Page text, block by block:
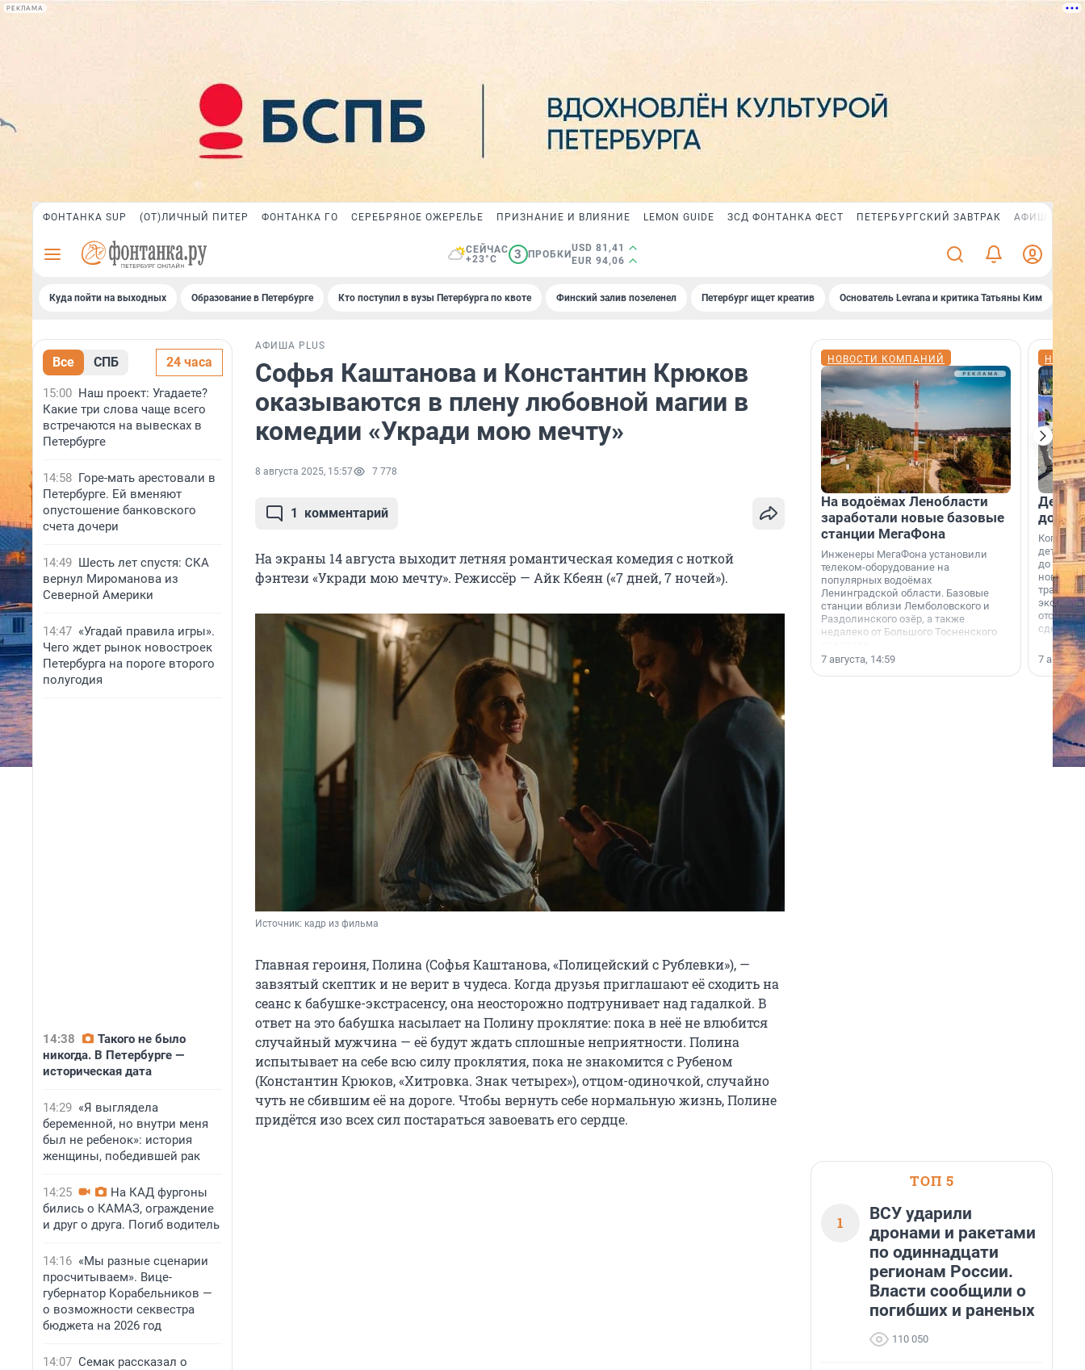
РЕКЛАМА
ФОНТАНКА SUP (ОТ)ЛИЧНЫЙ ПИТЕР ФОНТАНКА ГО СЕРЕБРЯНОЕ ОЖЕРЕЛЬЕ ПРИЗНАНИЕ И ВЛИЯНИЕ LEMON GUIDE ЗСД ФОНТАНКА ФЕСТ ПЕТЕРБУРГСКИЙ ЗАВТРАК АФИША PLUS
СЕЙЧАС
+23°C
3 ПРОБКИ
USD 81,41
EUR 94,06
Куда пойти на выходных Образование в Петербурге Кто поступил в вузы Петербурга по квоте Финский залив позеленел Петербург ищет креатив Основатель Levrana и критика Татьяны Ким
Все СПБ 24 часа
15:00 Наш проект: Угадаете?
Какие три слова чаще всего
встречаются на вывесках в
Петербурге
14:58 Горе-мать арестовали в
Петербурге. Ей вменяют
опустошение банковского
счета дочери
14:49 Шесть лет спустя: СКА
вернул Мироманова из
Северной Америки
14:47 «Угадай правила игры».
Чего ждет рынок новостроек
Петербурга на пороге второго
полугодия
14:38
Такого не было
никогда. В Петербурге —
историческая дата
14:29 «Я выглядела
беременной, но внутри меня
был не ребенок»: история
женщины, победившей рак
14:25
На КАД фургоны
бились о КАМАЗ, ограждение
и друг о друга. Погиб водитель
14:16 «Мы разные сценарии
просчитываем». Вице-
губернатор Корабельников —
о возможности секвестра
бюджета на 2026 год
14:07 Семак рассказал о
АФИША PLUS
Софья Каштанова и Константин Крюков
оказываются в плену любовной магии в
комедии «Укради мою мечту»
8 августа 2025, 15:57 7 778
1 комментарий
На экраны 14 августа выходит летняя романтическая комедия с ноткой
фэнтези «Укради мою мечту». Режиссёр — Айк Кбеян («7 дней, 7 ночей»).
Источник: кадр из фильма
Главная героиня, Полина (Софья Каштанова, «Полицейский с Рублевки»), —
завзятый скептик и не верит в чудеса. Когда друзья приглашают её сходить на
сеанс к бабушке-экстрасенсу, она неосторожно подтрунивает над гадалкой. В
ответ на это бабушка насылает на Полину проклятие: пока в неё не влюбится
случайный мужчина — её будут ждать сплошные неприятности. Полина
испытывает на себе всю силу проклятия, пока не знакомится с Рубеном
(Константин Крюков, «Хитровка. Знак четырех»), отцом-одиночкой, случайно
чуть не сбившим её на дороге. Чтобы вернуть себе нормальную жизнь, Полине
придётся изо всех сил постараться завоевать его сердце.
НОВОСТИ КОМПАНИЙ
На водоёмах Ленобласти
заработали новые базовые
станции МегаФона
Инженеры МегаФона установили
телеком-оборудование на
популярных водоёмах
Ленинградской области. Базовые
станции вблизи Лемболовского и
Раздолинского озёр, а также
недалеко от Большого Тосненского
7 августа, 14:59
Когда-
дети
до
новости
сделали
7
ТОП 5
1
ВСУ ударили
дронами и ракетами
по одиннадцати
регионам России.
Власти сообщили о
погибших и раненых
110 050